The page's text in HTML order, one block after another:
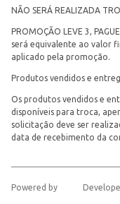
NÃO SERÁ REALIZADA
PROMOÇÃO LEVE 3,
será equivalente ao valor
aplicado pela promoção.
Produtos vendidos e
Os produtos vendidos e
disponíveis para troca,
solicitação deve ser
data de recebimento da
Powered by